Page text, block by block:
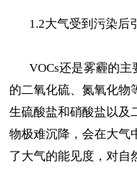
1.2大气受到污染后
VOCs还是雾霾的主
的二氧化硫、氮氧化物
生硫酸盐和硝酸盐以及
物极难沉降，会在大气
了大气的能见度，对自